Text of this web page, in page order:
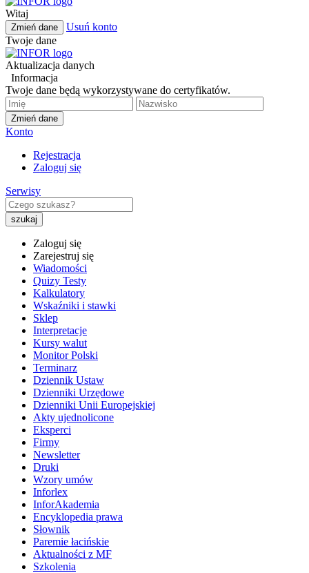
Witaj
Zmień dane
Usuń konto
Twoje dane
Aktualizacja danych
Informacja
Twoje dane będą wykorzystywane do certyfikatów.
Zmień dane
Konto
Rejestracja
Zaloguj się
Serwisy
Zaloguj się
Zarejestruj się
Wiadomości
Quizy Testy
Kalkulatory
Wskaźniki i stawki
Sklep
Interpretacje
Kursy walut
Monitor Polski
Terminarz
Dziennik Ustaw
Dzienniki Urzędowe
Dzienniki Unii Europejskiej
Akty ujednolicone
Eksperci
Firmy
Newsletter
Druki
Wzory umów
Inforlex
InforAkademia
Encyklopedia prawa
Słownik
Paremie łacińskie
Aktualności z MF
Szkolenia